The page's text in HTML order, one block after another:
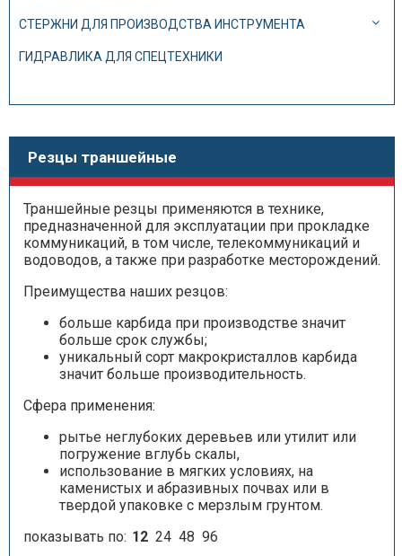
СТЕРЖНИ ДЛЯ ПРОИЗВОДСТВА ИНСТРУМЕНТА
ГИДРАВЛИКА ДЛЯ СПЕЦТЕХНИКИ
Резцы траншейные
Траншейные резцы применяются в технике,
предназначенной для эксплуатации при прокладке
коммуникаций, в том числе, телекоммуникаций и
водоводов, а также при разработке месторождений.
Преимущества наших резцов:
больше карбида при производстве значит
больше срок службы;
уникальный сорт макрокристаллов карбида
значит больше производительность.
Сфера применения:
рытье неглубоких деревьев или утилит или
погружение вглубь скалы,
использование в мягких условиях, на
каменистых и абразивных почвах или в
твердой упаковке с мерзлым грунтом.
показывать по: 12 24 48 96